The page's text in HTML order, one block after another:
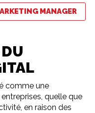
MANAGER
comme une
quelle que
en raison des